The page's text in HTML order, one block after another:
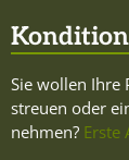
Sie wollen Ihre
streuen oder
nehmen? Erste